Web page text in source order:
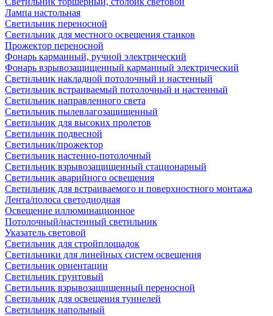
Лампа настольная
Светильник переносной
Светильник для местного освещения станков
Прожектор переносной
Фонарь карманный, ручной электрический
Фонарь взрывозащищенный карманный электрический
Светильник накладной потолочный и настенный
Светильник встраиваемый потолочный и настенный
Светильник направленного света
Светильник пылевлагозащищенный
Светильник для высоких пролетов
Светильник подвесной
Светильник/прожектор
Светильник настенно-потолочный
Светильник взрывозащищенный стационарный
Светильник аварийного освещения
Светильник для встраиваемого и поверхностного монтажа
Лента/полоса светодиодная
Освещение иллюминационное
Потолочный/настенный светильник
Указатель световой
Светильник для стройплощадок
Светильники для линейных систем освещения
Светильник ориентации
Светильник грунтовый
Светильник взрывозащищенный переносной
Светильник для освещения туннелей
Светильник напольный